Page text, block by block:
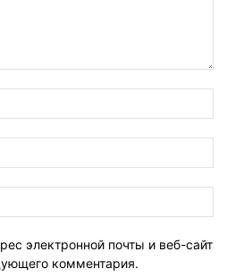
электронной почты и веб-сайт
комментария.